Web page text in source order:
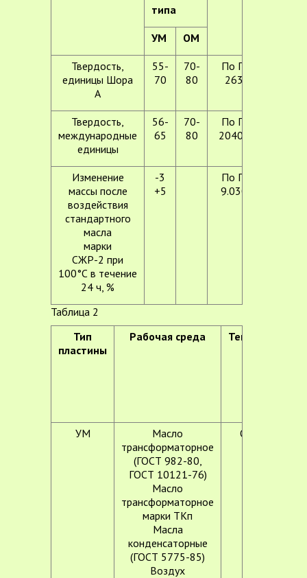
типа
УМ ОМ
Твердость,
единицы Шора
А
55-
70
70-
80
По ГОСТ
263-75
Твердость,
международные
единицы
56-
65
70-
80
По ГОСТ
20403-75
Изменение
массы после
воздействия
стандартного
масла
марки
СЖР-2 при
100°С в течение
24 ч, %
-3
+5
По ГОСТ
9.030-74
Таблица 2
Тип
пластины
Рабочая среда
Температура,
УМ
Масло
трансформаторное
(ГОСТ 982-80,
ГОСТ 10121-76)
Масло
трансформаторное
марки ТКп
Масла
конденсаторные
(ГОСТ 5775-85)
Воздух
От -60 до